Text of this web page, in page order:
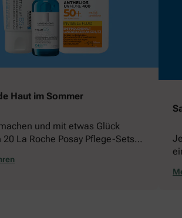
Haut im Sommer
und mit etwas Glück
20 La Roche Posay Pflege-Sets